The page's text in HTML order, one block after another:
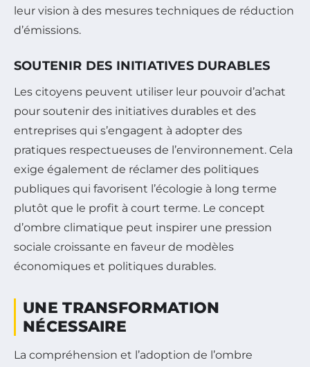
leur vision à des mesures techniques de réduction
d’émissions.
SOUTENIR DES INITIATIVES DURABLES
Les citoyens peuvent utiliser leur pouvoir d’achat
pour soutenir des initiatives durables et des
entreprises qui s’engagent à adopter des
pratiques respectueuses de l’environnement. Cela
exige également de réclamer des politiques
publiques qui favorisent l’écologie à long terme
plutôt que le profit à court terme. Le concept
d’ombre climatique peut inspirer une pression
sociale croissante en faveur de modèles
économiques et politiques durables.
UNE TRANSFORMATION
NÉCESSAIRE
La compréhension et l’adoption de l’ombre